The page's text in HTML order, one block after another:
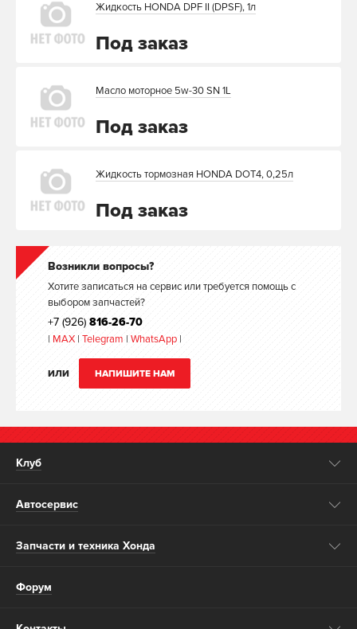
Жидкость HONDA DPF II (DPSF), 1л
Под заказ
Масло моторное 5w-30 SN 1L
Под заказ
Жидкость тормозная HONDA DOT4, 0,25л
Под заказ
Возникли вопросы?
Хотите записаться на сервис или требуется помощь с
выбором запчастей?
+7 (926) 816-26-70
| MAX | Telegram | WhatsApp |
ИЛИ НАПИШИТЕ НАМ
Клуб
Автосервис
Запчасти и техника Хонда
Форум